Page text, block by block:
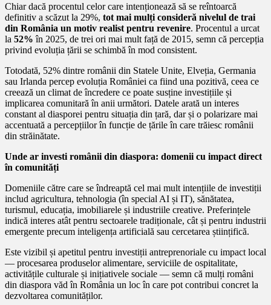
Chiar dacă procentul celor care intenționează să se reîntoarcă
definitiv a scăzut la 29%, tot mai mulți consideră nivelul de trai
din România un motiv realist pentru revenire. Procentul a urcat
la 52% în 2025, de trei ori mai mult față de 2015, semn că percepția
privind evoluția țării se schimbă în mod consistent.
Totodată, 52% dintre românii din Statele Unite, Elveția, Germania
sau Irlanda percep evoluția României ca fiind una pozitivă, ceea ce
creează un climat de încredere ce poate susține investițiile și
implicarea comunitară în anii următori. Datele arată un interes
constant al diasporei pentru situația din țară, dar și o polarizare mai
accentuată a percepțiilor în funcție de țările în care trăiesc românii
din străinătate.
Unde ar investi românii din diaspora: domenii cu impact direct
în comunități
Domeniile către care se îndreaptă cel mai mult intențiile de investiții
includ agricultura, tehnologia (în special AI și IT), sănătatea,
turismul, educația, imobiliarele și industriile creative. Preferințele
indică interes atât pentru sectoarele tradiționale, cât și pentru industrii
emergente precum inteligența artificială sau cercetarea științifică.
Este vizibil și apetitul pentru investiții antreprenoriale cu impact local
— procesarea produselor alimentare, serviciile de ospitalitate,
activitățile culturale și inițiativele sociale — semn că mulți români
din diaspora văd în România un loc în care pot contribui concret la
dezvoltarea comunităților.